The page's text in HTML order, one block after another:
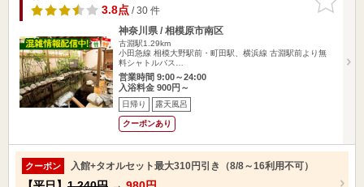
りに追加
3.8点/ 30 件
神奈川県 / 相模原市南区
古淵駅1.29km
小田急線 相模大野駅前・町田駅、横浜線 古淵駅前より無
料シャトルバス…
営業時間 9:00～24:00
入浴料金 900円～
日帰り 露天風呂
クーポンあり
クーポン 入館+タオルセット最大310円引き（8/8～16利用不可）